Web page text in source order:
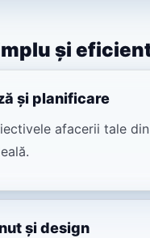
și
și planificare
afacerii tale
și design